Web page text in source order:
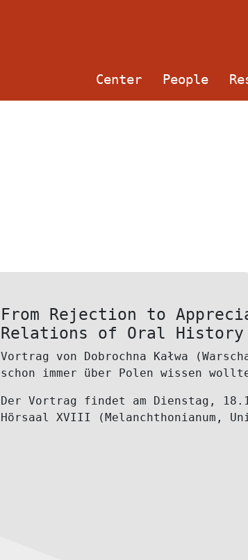
Center People
From Rejection to
Relations of Oral
Vortrag von Dobrochna Kałwa
schon immer über Polen wissen
Der Vortrag findet am Dienstag,
Hörsaal XVIII
(Melanchthonianum,